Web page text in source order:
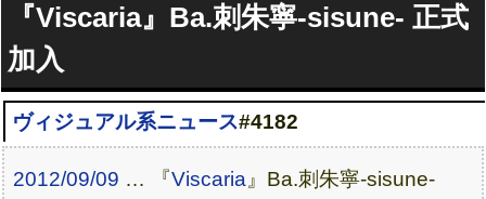
『Viscaria』Ba.刺朱寧-sisune- 正式
加入
ヴィジュアル系ニュース#4182
2012/09/09 … 『Viscaria 』Ba.刺朱寧-sisune-